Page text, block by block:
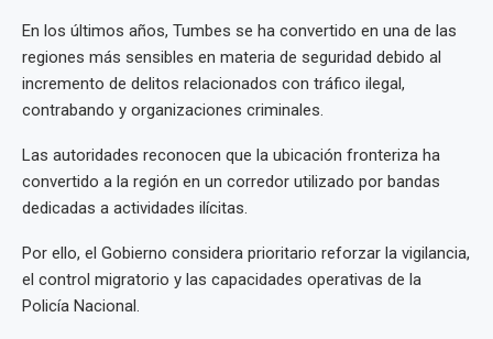
En los últimos años, Tumbes se ha convertido en una de las
regiones más sensibles en materia de seguridad debido al
incremento de delitos relacionados con tráfico ilegal,
contrabando y organizaciones criminales.
Las autoridades reconocen que la ubicación fronteriza ha
convertido a la región en un corredor utilizado por bandas
dedicadas a actividades ilícitas.
Por ello, el Gobierno considera prioritario reforzar la vigilancia,
el control migratorio y las capacidades operativas de la
Policía Nacional.